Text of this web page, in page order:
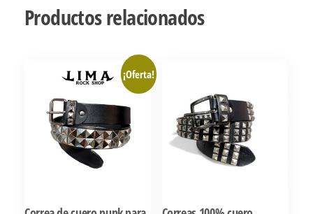
Productos relacionados
¡Oferta!